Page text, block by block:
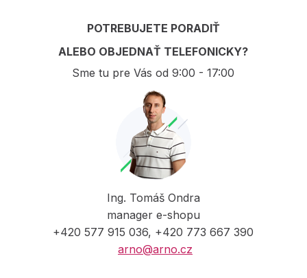
POTREBUJETE PORADIŤ
ALEBO OBJEDNAŤ TELEFONICKY?
Sme tu pre Vás od 9:00 - 17:00
Ing. Tomáš Ondra
manager e-shopu
+420 577 915 036, +420 773 667 390
arno@arno.cz